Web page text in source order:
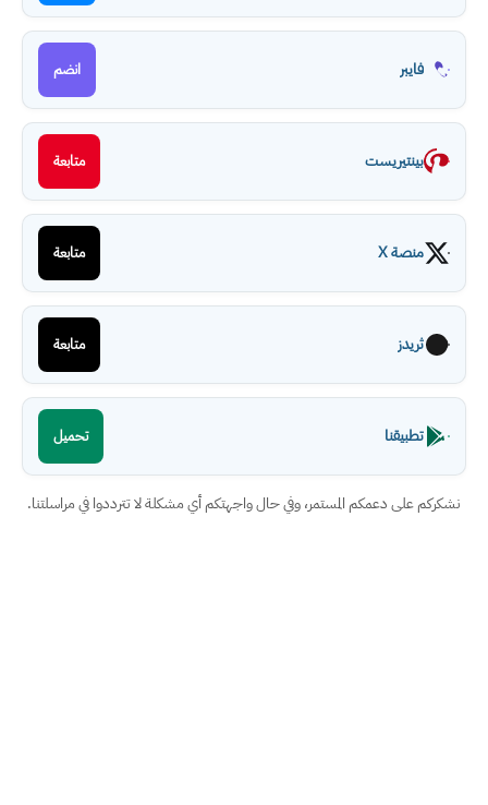
فايبر انضم
بينتيريست متابعة
منصة X متابعة
ثريدز متابعة
تطبيقنا تحميل
نشكركم على دعمكم المستمر، وفي حال واجهتكم أي مشكلة لا تترددوا في مراسلتنا.